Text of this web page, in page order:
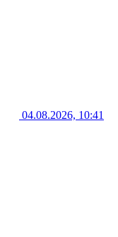
04.08.2026, 10:41